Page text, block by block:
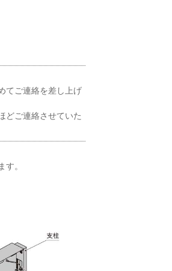
てご連絡を差し上げ
どご連絡させていた
。